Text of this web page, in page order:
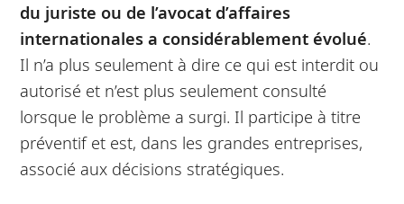
du juriste ou de l’avocat d’affaires
internationales a considérablement évolué.
Il n’a plus seulement à dire ce qui est interdit ou
autorisé et n’est plus seulement consulté
lorsque le problème a surgi. Il participe à titre
préventif et est, dans les grandes entreprises,
associé aux décisions stratégiques.